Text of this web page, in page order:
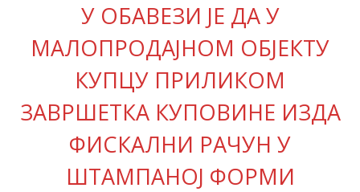
Претрага
Актуелно
Подаци
О нама
У ОБАВЕЗИ ЈЕ ДА У
МАЛОПРОДАЈНОМ ОБЈЕКТУ
КУПЦУ ПРИЛИКОМ
ЗАВРШЕТКА КУПОВИНЕ ИЗДА
ФИСКАЛНИ РАЧУН У
ШТАМПАНОЈ ФОРМИ